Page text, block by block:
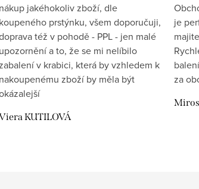
nákup jakéhokoliv zboží, dle
koupeného prstýnku, všem doporučuji,
též v pohodě - PPL - jen malé
upozornění a to, že se mi nelíbilo
v krabici, která by vzhledem k
nakoupenému zboží by měla být
KUTILOVÁ
je
za